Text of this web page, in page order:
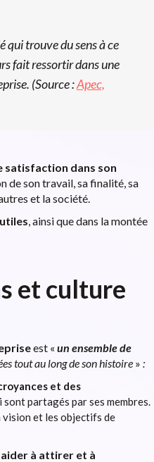
qui trouve du sens à ce
fait ressortir dans une
(Source :Apec,
satisfaction dans son
de son travail, sa finalité, sa
et la société.
, ainsi que dans la montée
et culture
est « un ensemble de
tout au long de son histoire » :
et des
partagés par ses membres.
vision et les objectifs de
à attirer et à